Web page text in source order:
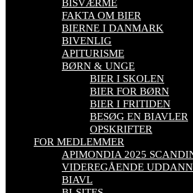
BISVÆRME
FAKTA OM BIER
BIERNE I DANMARK
BIVENLIG
APITURISME
BØRN & UNGE
BIER I SKOLEN
BIER FOR BØRN
BIER I FRITIDEN
BESØG EN BIAVLER
OPSKRIFTER
FOR MEDLEMMER
APIMONDIA 2025
VIDEREGÅENDE
BIAVL